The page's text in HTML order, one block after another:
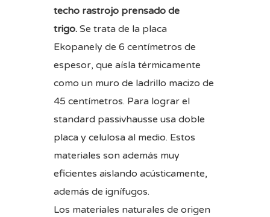
techo rastrojo prensado de
trigo. Se trata de la placa
Ekopanely de 6 centímetros de
espesor, que aísla térmicamente
como un muro de ladrillo macizo de
45 centímetros. Para lograr el
standard passivhausse usa doble
placa y celulosa al medio. Estos
materiales son además muy
eficientes aislando acústicamente,
además de ignífugos.
Los materiales naturales de origen